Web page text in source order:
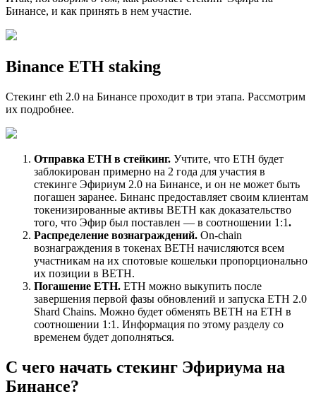
Бинансе, и как принять в нем участие.
Binance ETH staking
Стекинг eth 2.0 на Бинансе проходит в три этапа. Рассмотрим
их подробнее.
Отправка ETH в стейкинг. Учтите, что ETH будет
заблокирован примерно на 2 года для участия в
стекинге Эфириум 2.0 на Бинансе, и он не может быть
погашен заранее. Бинанс предоставляет своим клиентам
токенизированные активы BETH как доказательство
того, что Эфир был поставлен — в соотношении 1:1.
Распределение вознаграждений. On-chain
вознаграждения в токенах BETH начисляются всем
участникам на их спотовые кошельки пропорционально
их позиции в BETH.
Погашение ETH. ETH можно выкупить после
завершения первой фазы обновлений и запуска ETH 2.0
Shard Chains. Можно будет обменять BETH на ETH в
соотношении 1:1. Информация по этому разделу со
временем будет дополняться.
С чего начать стекинг Эфириума на
Бинансе?